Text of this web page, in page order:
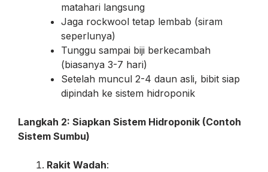
matahari langsung
Jaga rockwool tetap lembab (siram
seperlunya)
Tunggu sampai biji berkecambah
(biasanya 3-7 hari)
Setelah muncul 2-4 daun asli, bibit siap
dipindah ke sistem hidroponik
Langkah 2: Siapkan Sistem Hidroponik (Contoh
Sistem Sumbu)
Rakit Wadah: